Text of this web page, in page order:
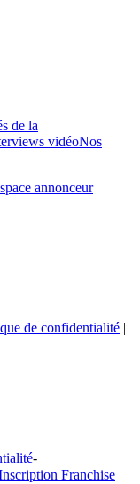
de la
vidéoNos
annonceur
de confidentialité |
-
Franchise